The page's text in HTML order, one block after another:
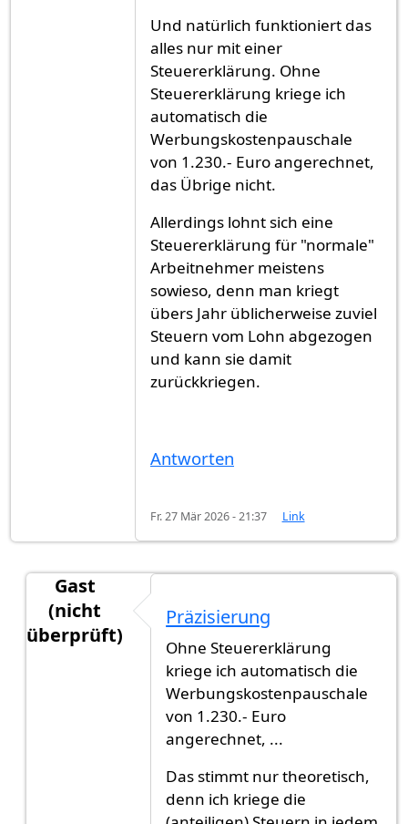
Und natürlich funktioniert das
alles nur mit einer
Steuererklärung. Ohne
Steuererklärung kriege ich
automatisch die
Werbungskostenpauschale
von 1.230.- Euro angerechnet,
das Übrige nicht.
Allerdings lohnt sich eine
Steuererklärung für "normale"
Arbeitnehmer meistens
sowieso, denn man kriegt
übers Jahr üblicherweise zuviel
Steuern vom Lohn abgezogen
und kann sie damit
zurückkriegen.
Antworten
Fr. 27 Mär 2026 - 21:37 Link
Gast
(nicht
überprüft)
"von der Steuer absetzen"von
Präzisierung
Ohne Steuererklärung
kriege ich automatisch die
Werbungskostenpauschale
von 1.230.- Euro
angerechnet, ...
Das stimmt nur theoretisch,
denn ich kriege die